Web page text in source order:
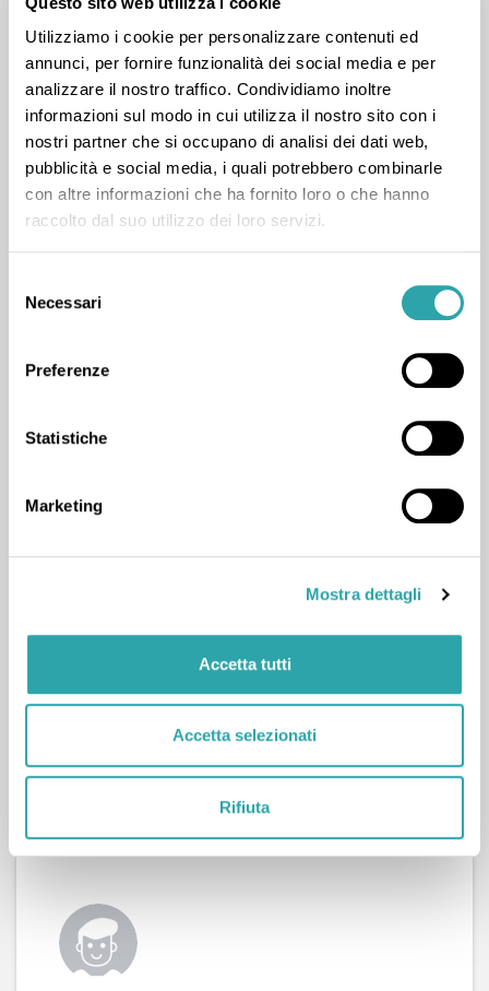
Utilizziamo i cookie per personalizzare contenuti ed
annunci, per fornire funzionalità dei social media e per
analizzare il nostro traffico. Condividiamo inoltre
informazioni sul modo in cui utilizza il nostro sito con i
nostri partner che si occupano di analisi dei dati web,
pubblicità e social media, i quali potrebbero combinarle
con altre informazioni che ha fornito loro o che hanno
raccolto dal suo utilizzo dei loro servizi.
delNecessari
Preferenze
Statistiche
Marketing
Mostra dettagli
Accetta tutti
Accetta selezionati
Rifiuta
16 voti positivi e 6 recensioni
+1
Lezione di Biologia
Lezione di Biologia
+1
da Leonardo S.(12 gennaio 2026)
"Mi sono trovato molto bene, molto gentile e
disponibile"